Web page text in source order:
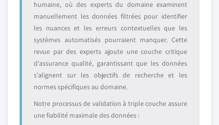
humaine, où des experts du domaine examinent
manuellement les données filtrées pour identifier
les nuances et les erreurs contextuelles que les
systèmes automatisés pourraient manquer. Cette
revue par des experts ajoute une couche critique
d'assurance qualité, garantissant que les données
s'alignent sur les objectifs de recherche et les
normes spécifiques au domaine.
Notre processus de validation à triple couche assure
une fiabilité maximale des données :